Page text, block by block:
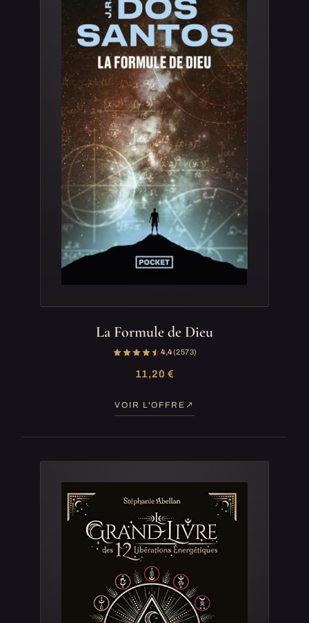
La Formule de Dieu
4,4(2 573)
11,20 €
VOIR L'OFFRE